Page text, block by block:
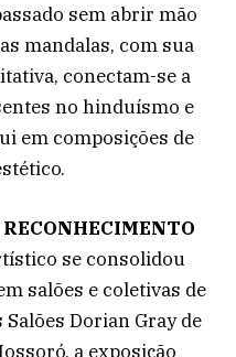
sem abrir mão
mandalas, com sua
conectam-se a
no hinduísmo e
em composições de
se consolidou
salões e coletivas de
Dorian Gray de
a exposição